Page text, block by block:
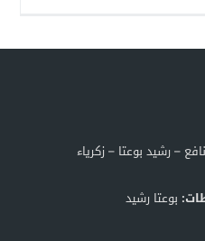
– رشيد بوعتا – زكرياء
بوعتا رشيد